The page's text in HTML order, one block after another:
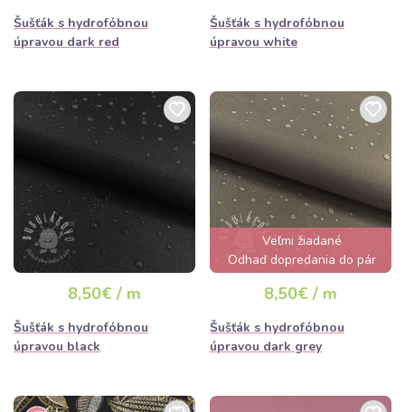
Šušťák s hydrofóbnou
úpravou dark red
Šušťák s hydrofóbnou
úpravou white
8,50€ / m
Šušťák s hydrofóbnou
úpravou black
Veľmi žiadané
Odhad dopredania do pár
hodín
8,50€ / m
Šušťák s hydrofóbnou
úpravou dark grey